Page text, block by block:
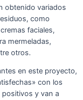
obtenido variados
como
faciales,
mermeladas,
otros.
en este proyecto,
con los
y van a